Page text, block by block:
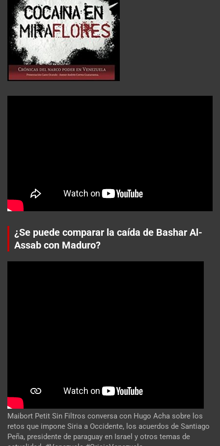
¿Se puede comparar la caída de Bashar Al-
Assab con Maduro?
Maibort Petit Sin Filtros conversa con Hugo Acha sobre los
retos que impone Siria a Occidente, los acuerdos de Santiago
Peña, presidente de paraguay en Israel y otros temas de